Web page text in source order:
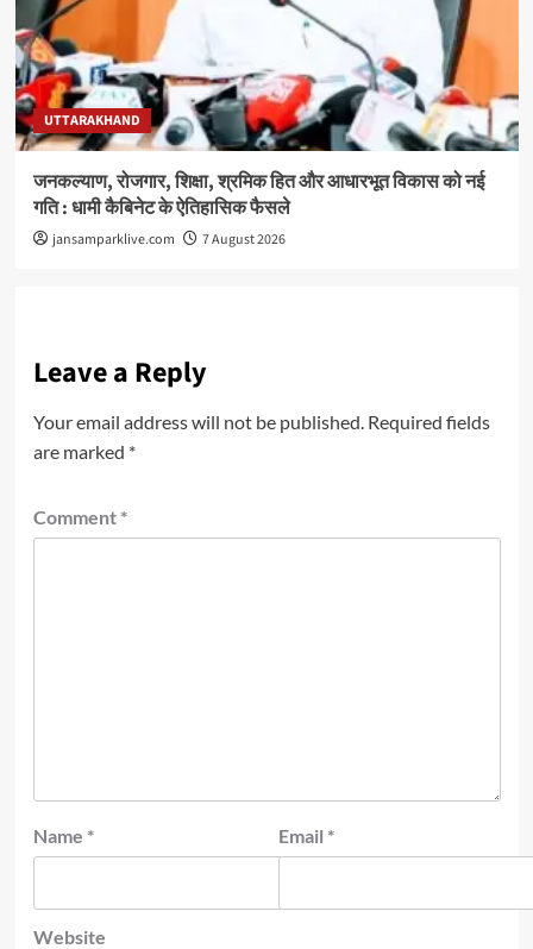
UTTARAKHAND
जनकल्याण, रोजगार, शिक्षा, श्रमिक हित और आधारभूत विकास को नई
गति : धामी कैबिनेट के ऐतिहासिक फैसले
jansamparklive.com 7 August 2026
Leave a Reply
Your email address will not be published. Required fields
are marked *
Comment *
Name * Email *
Website